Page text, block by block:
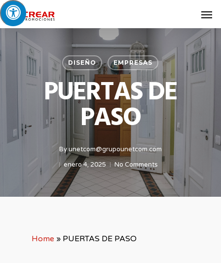
Skip
to
content
DISEÑO EMPRESAS
PUERTAS DE
PASO
Byunetcom@grupounetcom.com
enero 4, 2025
No Comments
Home » PUERTAS DE PASO